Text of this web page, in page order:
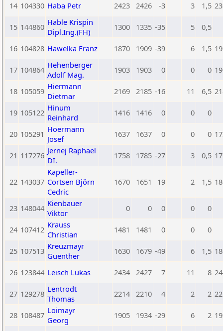
14 104330 Haba Petr 2423 2426 -3 3 1,5
15 144860 Hable Krispin
Dipl.Ing.(FH)
1300 1335 -35 5 0,5
16 104828 Hawelka Franz 1870 1909 -39 6 1,5
17 104864 Hehenberger
Adolf Mag.
1903 1903 0 0 0
18 105059 Hiermann
Dietmar
2169 2185 -16 11 6,5
19 105122 Hinum
Reinhard
1416 1416 0 0 0
20 105291 Hoermann
Josef
1637 1637 0 0 0
21 117276 Jernej Raphael
DI.
1758 1785 -27 3 0,5
22 143037
Kapeller-
Cortsen Björn
Cedric
1670 1651 19 2 1,5
23 148044 Kienbauer
Viktor
0 0 0 0 0
24 107412 Krauss
Christian
1481 1481 0 0 0
25 107513 Kreuzmayr
Guenther
1630 1679 -49 6 1,5
26 123844 Leisch Lukas 2434 2427 7 11 8
27 129278 Lentrodt
Thomas
2214 2210 4 2 2
28 108487 Loimayr
Georg
1905 1934 -29 6 2